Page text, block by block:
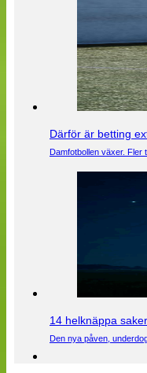
Därför är betting
Damfotbollen växer.
14 helknäppa
Den nya påven,